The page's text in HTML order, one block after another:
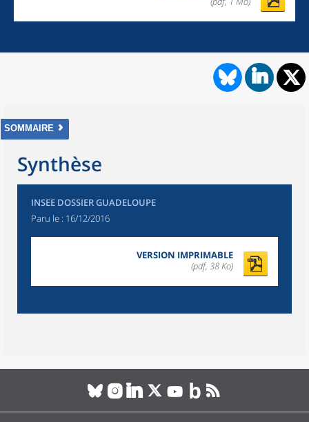
SOMMAIRE
Synthèse
INSEE DOSSIER GUADELOUPE
Paru le : 16/12/2016
VERSION IMPRIMABLE
(pdf, 38 Ko)